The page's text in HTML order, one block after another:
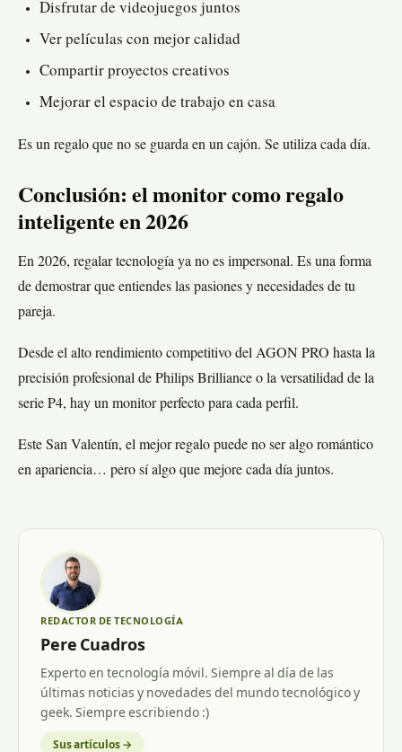
Disfrutar de videojuegos juntos
Ver películas con mejor calidad
Compartir proyectos creativos
Mejorar el espacio de trabajo en casa
Es un regalo que no se guarda en un cajón. Se utiliza cada día.
Conclusión: el monitor como regalo
inteligente en 2026
En 2026, regalar tecnología ya no es impersonal. Es una forma
de demostrar que entiendes las pasiones y necesidades de tu
pareja.
Desde el alto rendimiento competitivo del AGON PRO hasta la
precisión profesional de Philips Brilliance o la versatilidad de la
serie P4, hay un monitor perfecto para cada perfil.
Este San Valentín, el mejor regalo puede no ser algo romántico
en apariencia… pero sí algo que mejore cada día juntos.
REDACTOR DE TECNOLOGÍA
Pere Cuadros
Experto en tecnología móvil. Siempre al día de las
últimas noticias y novedades del mundo tecnológico y
geek. Siempre escribiendo :)
Sus artículos →